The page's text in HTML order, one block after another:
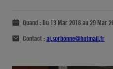
Quand : Du 13 Mar 2018 au 29 Mar
Contact :aj.sorbonne@hotmail.fr